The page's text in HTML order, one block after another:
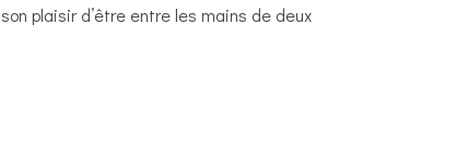
plaisir d’être entre les mains de deux